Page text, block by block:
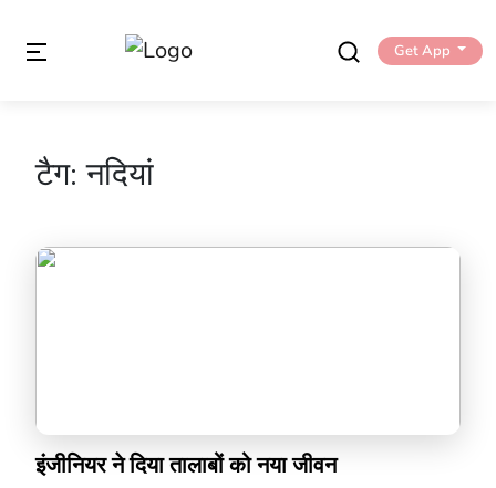
Get App
टैग:नदियां
इंजीनियर ने दिया तालाबों को नया जीवन